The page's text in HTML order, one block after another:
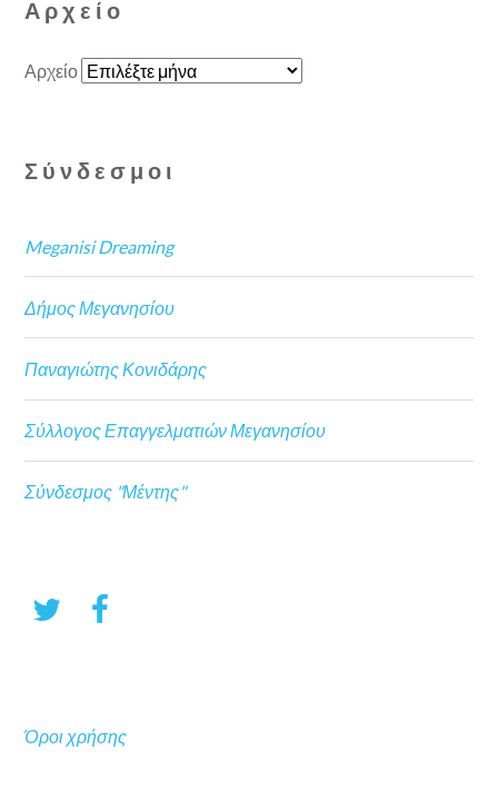
Αρχείο
Αρχείο
Σύνδεσμοι
Meganisi Dreaming
Δήμος Μεγανησίου
Παναγιώτης Κονιδάρης
Σύλλογος Επαγγελματιών Μεγανησίου
Σύνδεσμος "Μέντης"
Όροι χρήσης